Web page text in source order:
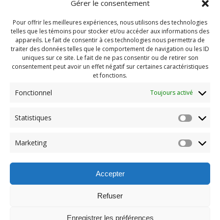
Gérer le consentement
Pour offrir les meilleures expériences, nous utilisons des technologies
telles que les témoins pour stocker et/ou accéder aux informations des
appareils. Le fait de consentir à ces technologies nous permettra de
traiter des données telles que le comportement de navigation ou les ID
uniques sur ce site. Le fait de ne pas consentir ou de retirer son
consentement peut avoir un effet négatif sur certaines caractéristiques
et fonctions.
Fonctionnel Toujours activé
Statistiques
Marketing
Accepter
Refuser
Enregistrer les préférences
Navigation
de
l'article
Previous:
post: